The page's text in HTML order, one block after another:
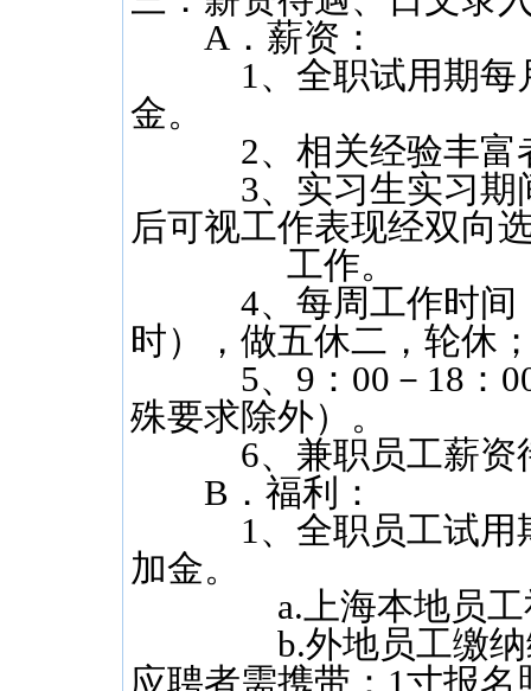
A．薪资：
1、全职试用期每月
金。
2、相关经验丰富者
3、实习生实习期间
后可视工作表现经双向
工作。
4、每周工作时间：
时），做五休二，轮休
5、9：00－18：00
殊要求除外）。
6、兼职员工薪资待
B．福利：
1、全职员工试用期
加金。
a.上海本地员工社
b.外地员工缴纳
应聘者需携带：1寸报